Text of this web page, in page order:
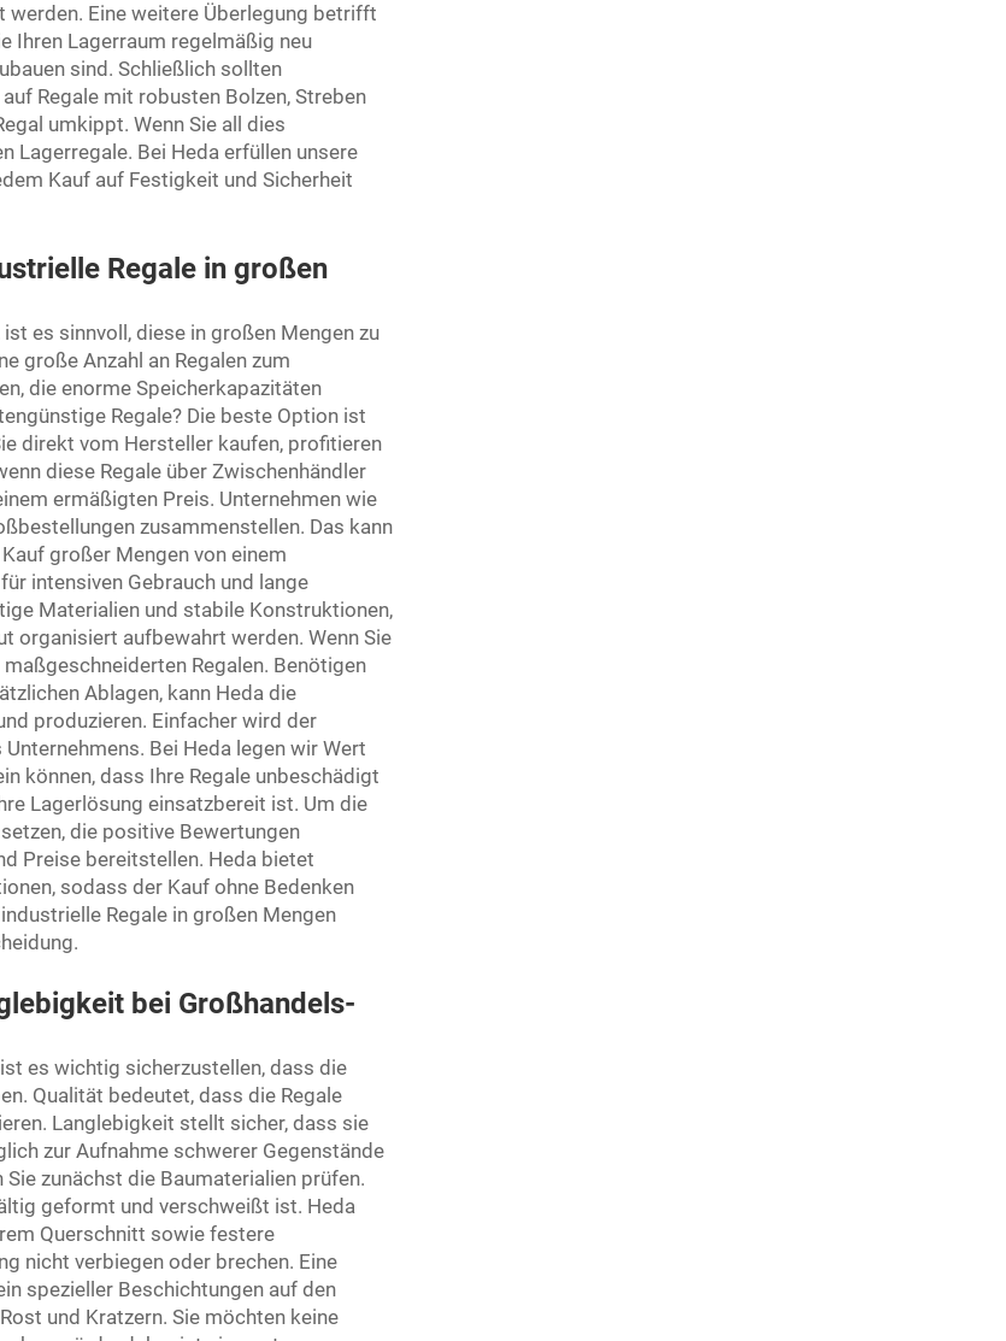
werden. Eine weitere Überlegung betrifft
Ihren Lagerraum regelmäßig neu
sind. Schließlich sollten
Regale mit robusten Bolzen, Streben
umkippt. Wenn Sie all dies
Lagerregale. Bei Heda erfüllen unsere
Kauf auf Festigkeit und Sicherheit
Regale in großen
es sinnvoll, diese in großen Mengen zu
große Anzahl an Regalen zum
die enorme Speicherkapazitäten
Regale? Die beste Option ist
direkt vom Hersteller kaufen, profitieren
diese Regale über Zwischenhändler
ermäßigten Preis. Unternehmen wie
zusammenstellen. Das kann
großer Mengen von einem
intensiven Gebrauch und lange
Materialien und stabile Konstruktionen,
organisiert aufbewahrt werden. Wenn Sie
Regalen. Benötigen
Ablagen, kann Heda die
produzieren. Einfacher wird der
Bei Heda legen wir Wert
können, dass Ihre Regale unbeschädigt
Lagerlösung einsatzbereit ist. Um die
die positive Bewertungen
Preise bereitstellen. Heda bietet
sodass der Kauf ohne Bedenken
Regale in großen Mengen
bei Großhandels-
es wichtig sicherzustellen, dass die
Qualität bedeutet, dass die Regale
Langlebigkeit stellt sicher, dass sie
zur Aufnahme schwerer Gegenstände
zunächst die Baumaterialien prüfen.
geformt und verschweißt ist. Heda
Querschnitt sowie festere
nicht verbiegen oder brechen. Eine
spezieller Beschichtungen auf den
und Kratzern. Sie möchten keine